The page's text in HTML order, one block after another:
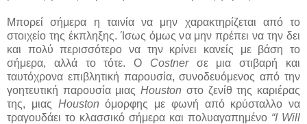
Μπορεί σήμερα η ταινία να μην χαρακτηρίζεται από το
στοιχείο της έκπληξης. Ίσως όμως να μην πρέπει να την δει
και πολύ περισσότερο να την κρίνει κανείς με βάση το
σήμερα, αλλά το τότε. Ο Costner σε μια στιβαρή και
ταυτόχρονα επιβλητική παρουσία, συνοδευόμενος από την
γοητευτική παρουσία μιαςHouston στο ζενίθ της καριέρας
της, μιας Houstonόμορφης με φωνή από κρύσταλλο να
τραγουδάει το κλασσικό σήμερα και πολυαγαπημένο “I Will